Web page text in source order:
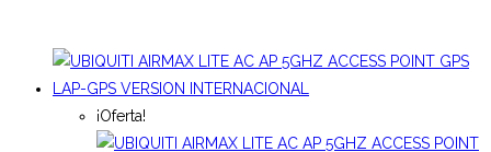
¡Oferta!